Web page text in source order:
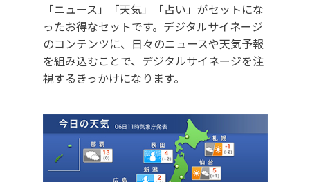
「ニュース」「天気」「占い」がセットにな
ったお得なセットです。デジタルサイネージ
のコンテンツに、日々のニュースや天気予報
を組み込むことで、デジタルサイネージを注
視するきっかけになります。